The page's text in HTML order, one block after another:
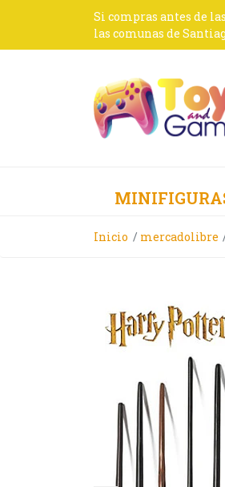
Si compras antes de
las comunas de
Inicio mercadolibre